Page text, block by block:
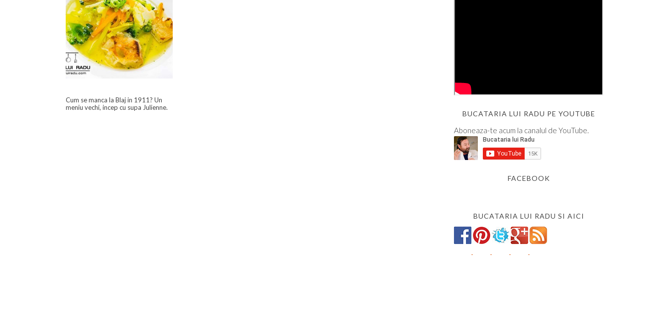
Cum se manca la Blaj in 1911? Un
meniu vechi, incep cu supa Julienne.
BUCATARIA LUI RADU PE YOUTUBE
Aboneaza-te acum la canalul de YouTube.
FACEBOOK
BUCATARIA LUI RADU SI AICI